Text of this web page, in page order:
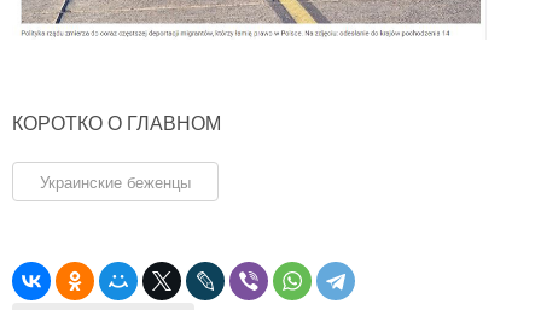
КОРОТКО О ГЛАВНОМ
Украинские беженцы